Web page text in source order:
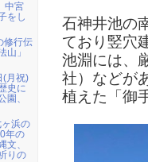
石神井池の
ており竪穴
池淵には、
社）などが
植えた「御
中宮
をし
修行伝
山」
(月祝)
史に
園、
浜の
年の
文、
りの